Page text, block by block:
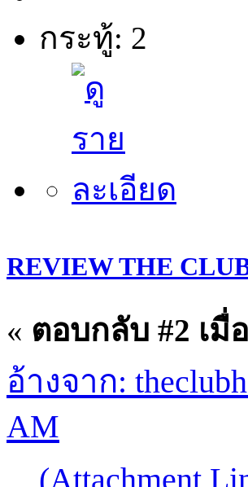
กระทู้: 2
REVIEW THE
« ตอบกลับ #2 เมื่
อ้างจาก:
AM
(Attachment